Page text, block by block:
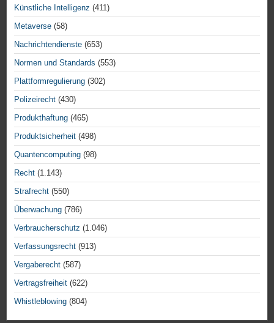
Künstliche Intelligenz (411)
Metaverse (58)
Nachrichtendienste (653)
Normen und Standards (553)
Plattformregulierung (302)
Polizeirecht (430)
Produkthaftung (465)
Produktsicherheit (498)
Quantencomputing (98)
Recht (1.143)
Strafrecht (550)
Überwachung (786)
Verbraucherschutz (1.046)
Verfassungsrecht (913)
Vergaberecht (587)
Vertragsfreiheit (622)
Whistleblowing (804)